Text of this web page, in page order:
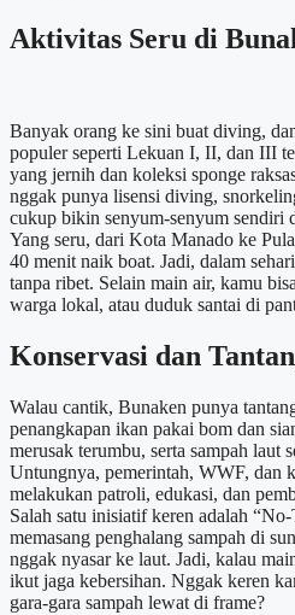
Aktivitas Seru di
Banyak orang ke sini buat diving,
populer seperti Lekuan I, II, dan III
yang jernih dan koleksi sponge
nggak punya lisensi diving,
cukup bikin senyum-senyum sendiri
Yang seru, dari Kota Manado ke
40 menit naik boat. Jadi, dalam
tanpa ribet. Selain main air, kamu
warga lokal, atau duduk santai di
Konservasi dan
Walau cantik, Bunaken punya
penangkapan ikan pakai bom dan
merusak terumbu, serta sampah laut
Untungnya, pemerintah, WWF, dan
melakukan patroli, edukasi, dan
Salah satu inisiatif keren adalah
memasang penghalang sampah di
nggak nyasar ke laut. Jadi, kalau
ikut jaga kebersihan. Nggak keren
gara-gara sampah lewat di frame?